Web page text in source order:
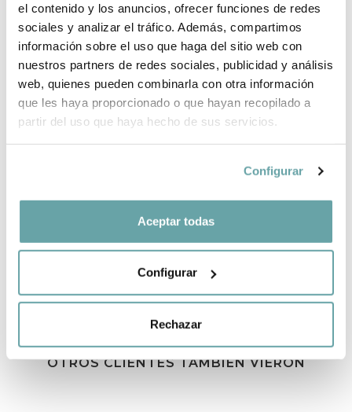
el contenido y los anuncios, ofrecer funciones de redes
sociales y analizar el tráfico. Además, compartimos
información sobre el uso que haga del sitio web con
nuestros partners de redes sociales, publicidad y análisis
web, quienes pueden combinarla con otra información
que les haya proporcionado o que hayan recopilado a
partir del uso que haya hecho de sus servicios.
Configurar
Aceptar todas
Configurar
Rechazar
OTROS CLIENTES TAMBIÉN VIERON